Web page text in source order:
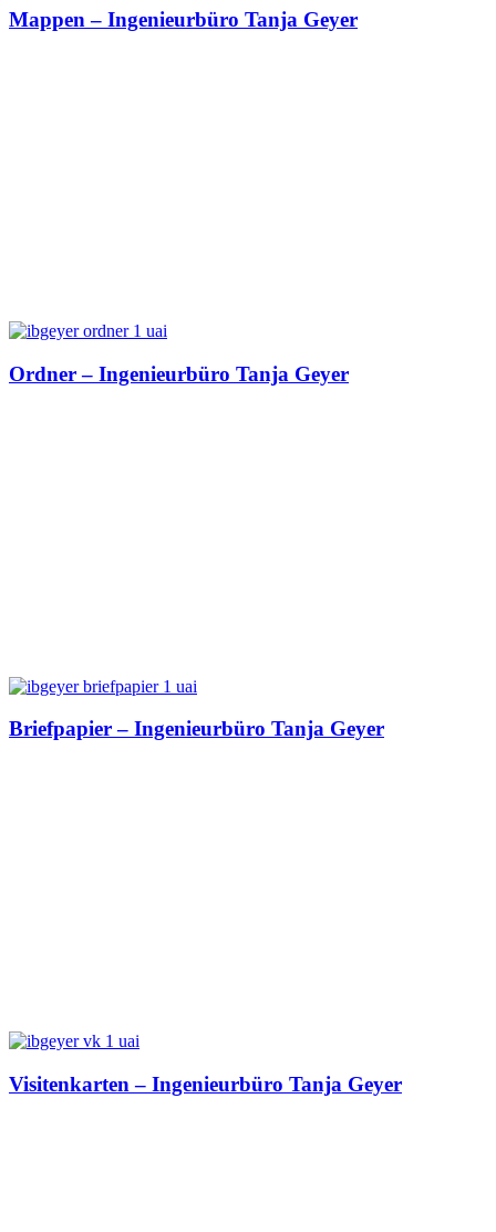
Mappen – Ingenieurbüro Tanja Geyer
Ordner – Ingenieurbüro Tanja Geyer
Briefpapier – Ingenieurbüro Tanja Geyer
Visitenkarten – Ingenieurbüro Tanja Geyer